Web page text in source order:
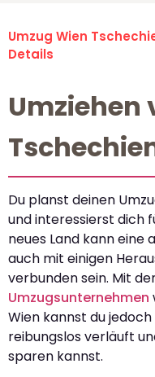
Umzug Wien
Details
Umziehen
Du planst deinen
und interessierst dich
neues Land kann eine
auch mit einigen
verbunden sein. Mit
Umzugsunternehmen
Wien kannst du
reibungslos verläuft
sparen kannst.